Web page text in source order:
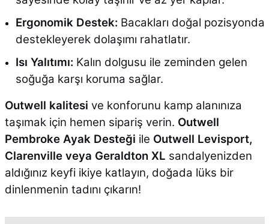
Ergonomik Destek: Bacakları doğal pozisyonda
destekleyerek dolaşımı rahatlatır.
Isı Yalıtımı: Kalın dolgusu ile zeminden gelen
soğuğa karşı koruma sağlar.
Outwell kalitesi ve konforunu kamp alanınıza
taşımak için hemen sipariş verin. Outwell
Pembroke Ayak Desteği ile Outwell Levisport,
Clarenville veya Geraldton XL sandalyenizden
aldığınız keyfi ikiye katlayın, doğada lüks bir
dinlenmenin tadını çıkarın!